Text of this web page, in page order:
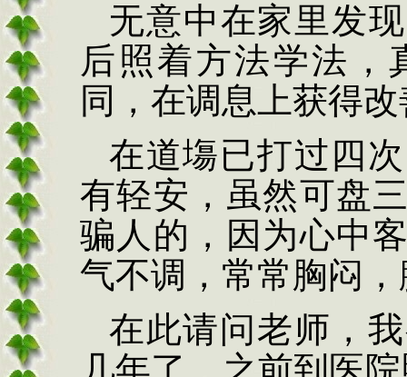
无意中在家里发
后照着方法学法，
同，在调息上获得
在道塲已打过四
有轻安，虽然可盘
骗人的，因为心中
气不调，常常胸闷
在此请问老师，